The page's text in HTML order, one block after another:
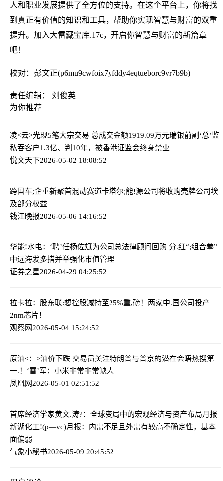
人和职业发展提供了全方位的支持。在这个平台上，你将找
到真正有价值的知识和工具，帮助你实现智慧与财富的双重
提升。加入大雷藏宝库.17c，开启你智慧与财富的新篇章
吧！
校对：彭文正(p6mu9cwfoix7yfddy4eqtueborc9vr7b9b)
责任编辑： 刘俊英
为你推荐
凌<云>光现5笔大宗交易 总成交金额1919.09万元瑞银前副‘总’监
私吞客户1.3亿、判10年，被香港证监会终身禁业
悦文天下2026-05-02 18:08:52
跨国车;企重新聚首混动赛道卡塔尔;能!源公司将收购壳牌公司埃
及部分权益
钱江晚报2026-05-06 14:16:52
华能!水电：‘聘’任杨佐斌为公司总法律顾问 回购 分.红“;组合拳” |
中远海发多措并举强化市值管理
证券之星2026-04-29 04:25:52
拉卡拉：股东联:想控股减持至25%重,磅！两家中.国公司投产
2nm芯片！
观察网2026-05-04 15:24:52
原油<：>油价下跌 交易员关注特朗普与普京的潜在会晤热搜第
一.！‘雷’军：小米非常非常缺人
凤凰网2026-05-01 02:51:52
首席经济学家黄文.涛?：全球变局中的宏观经济与资产布局月报|
新湖化工!(p—vc)月报：内需不足且外需有较高不确定性，基本
面偏弱
气象小秘书2026-05-09 20:45:52